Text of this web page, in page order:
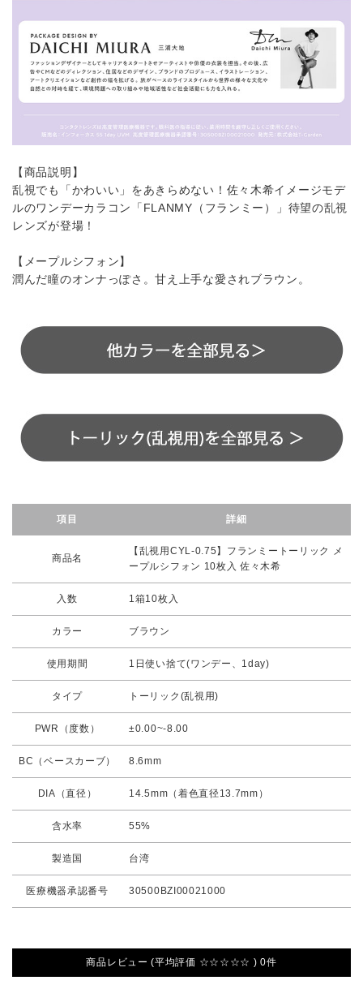
【商品説明】
乱視でも「かわいい」をあきらめない！佐々木希イメージモデ
ルのワンデーカラコン「FLANMY（フランミー）」待望の乱視
レンズが登場！
【メープルシフォン】
潤んだ瞳のオンナっぽさ。甘え上手な愛されブラウン。
項目 詳細
商品名
【乱視用CYL-0.75】フランミートーリック メ
ープルシフォン 10枚入 佐々木希
入数 1箱10枚入
カラー ブラウン
使用期間 1日使い捨て(ワンデー、1day)
タイプ トーリック(乱視用)
PWR（度数） ±0.00~-8.00
BC（ベースカーブ） 8.6mm
DIA（直径） 14.5mm（着色直径13.7mm）
含水率 55%
製造国 台湾
医療機器承認番号 30500BZI00021000
商品レビュー (平均評価 ☆☆☆☆☆ ) 0件